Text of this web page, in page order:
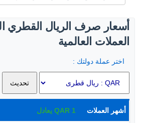
أسعار صرف الريال القطري
العملات العالمية
اختر عملة دولتك :
أشهر العملات 1
QAR يعادل